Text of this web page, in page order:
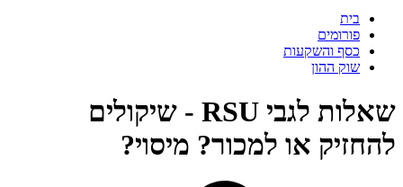
בית
פורומים
כסף והשקעות
שוק ההון
שאלות לגבי RSU - שיקולים
להחזיק או למכור? מיסוי?